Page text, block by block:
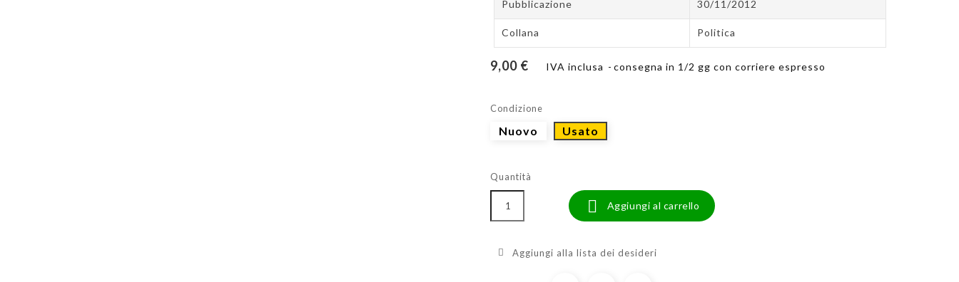
Pubblicazione 30/11/2012
Collana Politica
9,00 € IVA inclusa consegna in 1/2 gg con corriere espresso
Condizione
Nuovo Usato
Quantità
 Aggiungi al carrello
Aggiungi alla lista dei desideri